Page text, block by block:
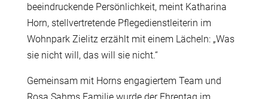
beeindruckende Persönlichkeit, meint Katharina
Horn, stellvertretende Pflegedienstleiterin im
Wohnpark Zielitz erzählt mit einem Lächeln: „Was
sie nicht will, das will sie nicht.“
Gemeinsam mit Horns engagiertem Team und
Rosa Sahms Familie wurde der Ehrentag im